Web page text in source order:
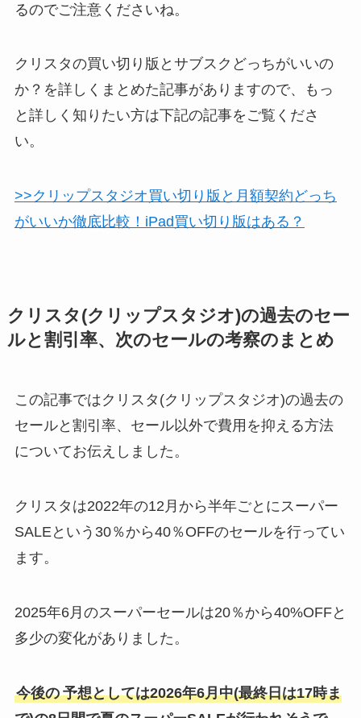
るのでご注意くださいね。
クリスタの買い切り版とサブスクどっちがいいの
か？を詳しくまとめた記事がありますので、もっ
と詳しく知りたい方は下記の記事をご覧くださ
い。
>>クリップスタジオ買い切り版と月額契約どっち
がいいか徹底比較！iPad買い切り版はある？
クリスタ(クリップスタジオ)の過去のセー
ルと割引率、次のセールの考察のまとめ
この記事ではクリスタ(クリップスタジオ)の過去の
セールと割引率、セール以外で費用を抑える方法
についてお伝えしました。
クリスタは2022年の12月から半年ごとにスーパー
SALEという30％から40％OFFのセールを行ってい
ます。
2025年6月のスーパーセールは20％から40%OFFと
多少の変化がありました。
今後の 予想としては2026年6月中(最終日は17時ま